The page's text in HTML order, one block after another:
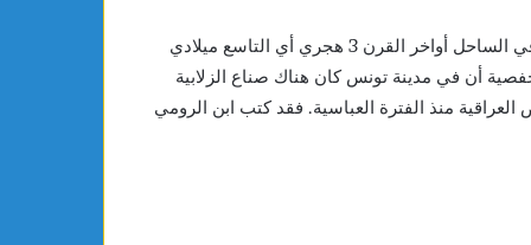
الزلابية أكلة عريقة في بلادنا فقد ورد ذكرها في الكتب بأنها تباع في الساحل أواخر القرن 3 هجري أي التاسع ميلادي
أن في مدينة تونس كان هناك صناع الزلابية
منذ الفترة العباسية. فقد كتب ابن الرومي